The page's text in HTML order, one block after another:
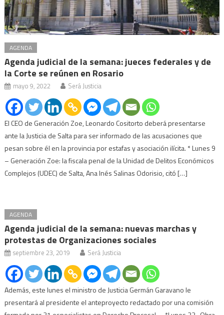
AGENDA
Agenda judicial de la semana: jueces federales y de
la Corte se reúnen en Rosario
mayo 9, 2022 Será Justicia
El CEO de Generación Zoe, Leonardo Cositorto deberá presentarse
ante la Justicia de Salta para ser informado de las acusaciones que
pesan sobre él en la provincia por estafas y asociación ilícita. * Lunes 9
– Generación Zoe: la fiscala penal de la Unidad de Delitos Económicos
Complejos (UDEC) de Salta, Ana Inés Salinas Odorisio, citó […]
AGENDA
Agenda judicial de la semana: nuevas marchas y
protestas de Organizaciones sociales
septiembre 23, 2019 Será Justicia
Además, este lunes el ministro de Justicia Germán Garavano le
presentará al presidente el anteproyecto redactado por una comisión